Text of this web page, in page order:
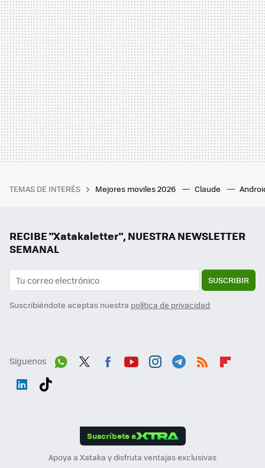
TEMAS DE INTERÉS Mejores moviles 2026 Claude
RECIBE "Xatakaletter", NUESTRA NEWSLETTER
SEMANAL
SUSCRIBIR
Suscribiéndote aceptas nuestra política de privacidad
Síguenos
Suscríbete a
Apoya a Xataka y disfruta ventajas exclusivas